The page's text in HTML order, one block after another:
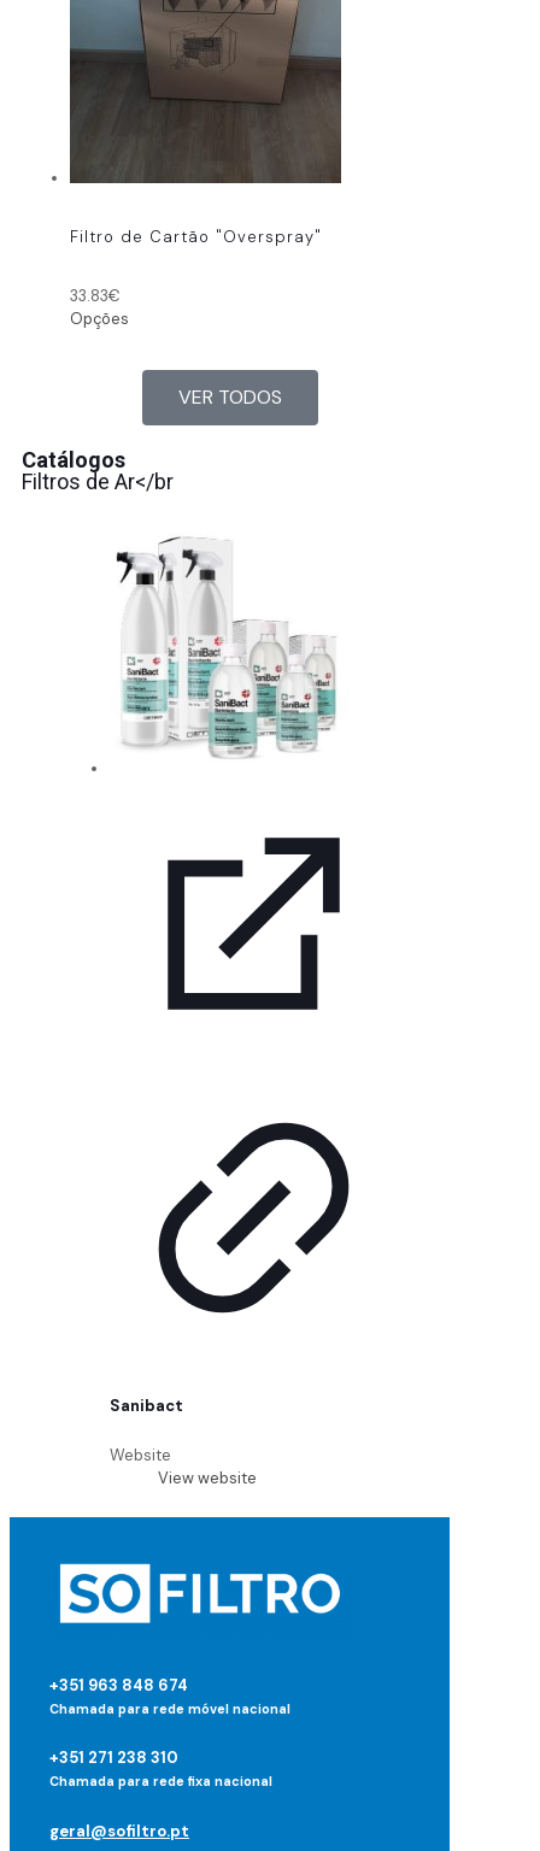
Filtro de Cartão "Overspray"
33.83€
Opções
VER TODOS
Catálogos
Filtros de Ar</br
Sanibact
Website
View website
+351 963 848 674
Chamada para rede móvel nacional
+351 271 238 310
Chamada para rede fixa nacional
geral@sofiltro.pt